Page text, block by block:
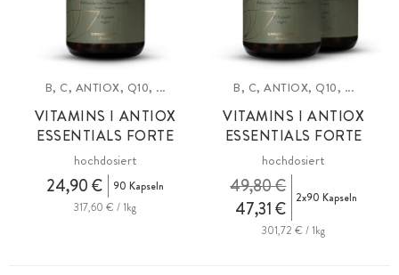
B, C, ANTIOX, Q10, ...
VITAMINS I ANTIOX
ESSENTIALS FORTE
hochdosiert
24,90 €
90 Kapseln
317,60 € / 1kg
B, C, ANTIOX, Q10, ...
VITAMINS I ANTIOX
ESSENTIALS FORTE
hochdosiert
47,31 €
49,80 € 2x90 Kapseln
301,72 € / 1kg